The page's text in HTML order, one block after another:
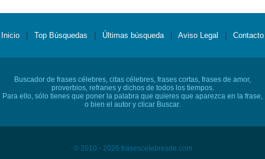
Inicio Top Búsquedas Últimas búsqueda Aviso Legal Contacto
Buscador de frases célebres, citas célebres, frases cortas, frases de amor,
proverbios, refranes y dichos de todos los tiempos.
Para ello, sólo tienes que poner la palabra que quieres que aparezca en la frase,
o bien el autor y clicar Buscar.
© 2010 - 2026 frasescelebresde.com